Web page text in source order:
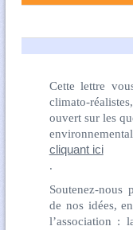
Cette lettre
climato-
ouvert sur les
cliquant ici
.
Soutenez-nous
de nos idées,
l’association :